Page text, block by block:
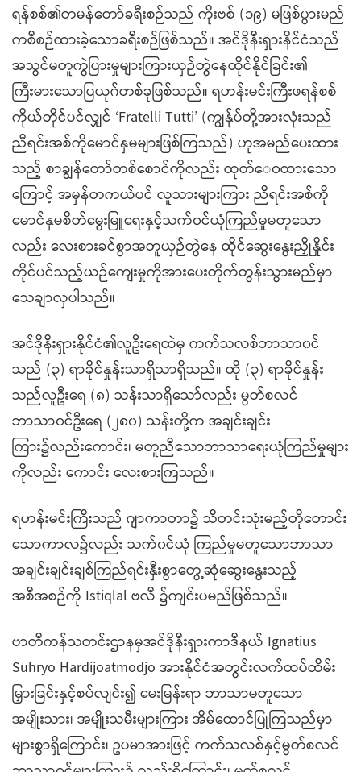
ရန်စစ်၏တမန်တော်ခရီးစဉ်သည် ကိုးဗစ် (၁၉) မဖြစ်ပွားမည်
ကစီစဉ်ထားခဲ့သောခရီးစဉ်ဖြစ်သည်။ အင်ဒိုနီးရှားနိင်ငံသည်
အသွင်မတူကွဲပြားမှုများကြားယှဉ်တွဲနေထိုင်နိုင်ခြင်း၏
ကြီးမားသောပြယုဂ်တစ်ခုဖြစ်သည်။ ရဟန်းမင်းကြီးဖရန်စစ်
ကိုယ်တိုင်ပင်လျှင် ‘Fratelli Tutti’ (ကျွန်ုပ်တို့အားလုံးသည်
ညီရင်းအစ်ကိုမောင်နှမများဖြစ်ကြသည်) ဟုအမည်ပေးထား
သည့် စာချွန်တော်တစ်စောင်ကိုလည်း ထုတ်‌ေ၀ထားသော
ကြောင့် အမှန်တကယ်ပင် လူသားများကြား ညီရင်းအစ်ကို
မောင်နှမစိတ်မွေးမြူရေးနှင့်သက်၀င်ယုံကြည်မှုမတူသော
လည်း လေးစားခင်စွာအတူယှဉ်တွဲနေ ထိုင်ဆွေးနွေးညှိုနှိုင်း
တိုင်ပင်သည့်ယဉ်ကျေးမှုကိုအားပေးတိုက်တွန်းသွားမည်မှာ
သေချာလှပါသည်။
အင်ဒိုနီးရှားနိုင်ငံ၏လူဦးရေထဲမှ ကက်သလစ်ဘာသာ၀င်
သည် (၃) ရာခိုင်နှုန်းသာရှိသာရှိသည်။ ထို (၃) ရာခိုင်နှုန်း
သည်လူဦးရေ (၈) သန်းသာရှိသော်လည်း မွတ်စလင်
ဘာသာ၀င်ဦးရေ (၂၈၀) သန်းတို့က အချင်းချင်း
ကြား၌လည်းကောင်း၊ မတူညီသောဘာသာရေးယုံကြည်မှုများ
ကိုလည်း ကောင်း လေးစားကြသည်။
ရဟန်းမင်းကြီးသည် ဂျာကာတာ၌ သီတင်းသုံးမည့်တိုတောင်း
သောကာလ၌လည်း သက်၀င်ယုံ ကြည်မှုမတူသောဘာသာ
အချင်းချင်းချစ်ကြည်ရင်းနှီးစွာတွေ့ဆုံဆွေးနွေးသည့်
အစီအစဉ်ကို Istiqlal ဗလီ ၌ကျင်းပမည်ဖြစ်သည်။
ဗာတီကန်သတင်းဌာနမှအင်ဒိုနီးရှားကာဒီနယ် Ignatius
Suhryo Hardijoatmodjo အားနိုင်ငံအတွင်းလက်ထပ်ထိမ်း
မြှားခြင်းနှင့်စပ်လျင်း၍ မေးမြန်းရာ ဘာသာမတူသော
အမျိုးသား၊ အမျိုးသမီးများကြား အိမ်ထောင်ပြုကြသည်မှာ
များစွာရှိကြောင်း၊ ဥပမာအားဖြင့် ကက်သလစ်နှင့်မွတ်စလင်